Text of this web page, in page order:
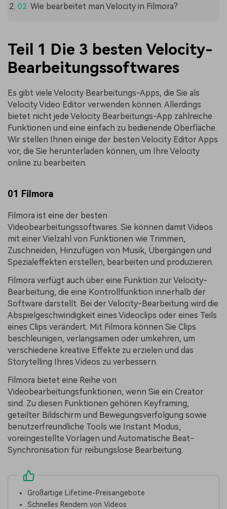
Wie bearbeitet man Velocity in Filmora?
Teil 1 Die 3 besten Velocity-
Bearbeitungssoftwares
Es gibt viele Velocity Bearbeitungs-Apps, die Sie als
Velocity Video Editor verwenden können. Allerdings
bietet nicht jede Velocity Bearbeitungs-App zahlreiche
Funktionen und eine einfach zu bedienende Oberfläche.
Wir stellen Ihnen einige der besten Velocity Editor Apps
vor, die Sie herunterladen können, um Ihre Velocity
online zu bearbeiten.
01 Filmora
Filmora ist eine der besten
Videobearbeitungssoftwares. Sie können damit Videos
mit einer Vielzahl von Funktionen wie Trimmen,
Zuschneiden, Hinzufügen von Musik, Übergängen und
Spezialeffekten erstellen, bearbeiten und produzieren.
Filmora verfügt auch über eine Funktion zur Velocity-
Bearbeitung, die eine Kontrollfunktion innerhalb der
Software darstellt. Bei der Velocity-Bearbeitung wird die
Abspielgeschwindigkeit eines Videoclips oder eines Teils
eines Clips verändert. Mit Filmora können Sie Clips
beschleunigen, verlangsamen oder umkehren, um
verschiedene kreative Effekte zu erzielen und das
Storytelling Ihres Videos zu verbessern.
Filmora bietet eine Reihe von
Videobearbeitungsfunktionen, wenn Sie ein Creator
sind. Zu diesen Funktionen gehören Keyframing,
geteilter Bildschirm und Bewegungsverfolgung sowie
benutzerfreundliche Tools wie Instant Modus,
voreingestellte Vorlagen und Automatische Beat-
Synchronisation für reibungslose Bearbeitung.
Großartige Lifetime-Preisangebote
Schnelles Rendern von Videos